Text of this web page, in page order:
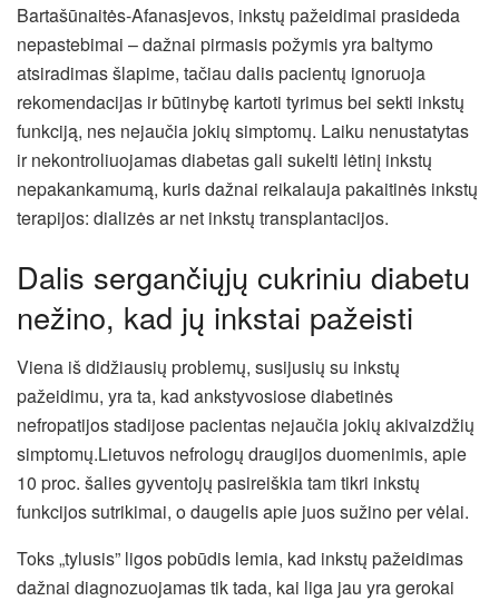
Bartašūnaitės-Afanasjevos, inkstų pažeidimai prasideda
nepastebimai – dažnai pirmasis požymis yra baltymo
atsiradimas šlapime, tačiau dalis pacientų ignoruoja
rekomendacijas ir būtinybę kartoti tyrimus bei sekti inkstų
funkciją, nes nejaučia jokių simptomų. Laiku nenustatytas
ir nekontroliuojamas diabetas gali sukelti lėtinį inkstų
nepakankamumą, kuris dažnai reikalauja pakaitinės inkstų
terapijos: dializės ar net inkstų transplantacijos.
Dalis sergančiųjų cukriniu diabetu
nežino, kad jų inkstai pažeisti
Viena iš didžiausių problemų, susijusių su inkstų
pažeidimu, yra ta, kad ankstyvosiose diabetinės
nefropatijos stadijose pacientas nejaučia jokių akivaizdžių
simptomų.Lietuvos nefrologų draugijos duomenimis, apie
10 proc. šalies gyventojų pasireiškia tam tikri inkstų
funkcijos sutrikimai, o daugelis apie juos sužino per vėlai.
Toks „tylusis” ligos pobūdis lemia, kad inkstų pažeidimas
dažnai diagnozuojamas tik tada, kai liga jau yra gerokai